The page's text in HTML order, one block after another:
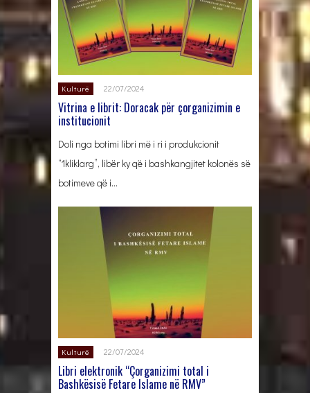
Kulturë 22/07/2024
Vitrina e librit: Doracak për çorganizimin e
institucionit
Doli nga botimi libri më i ri i produkcionit
“1kliklarg”, libër ky që i bashkangjitet kolonës së
botimeve që i…
Kulturë 22/07/2024
Libri elektronik “Çorganizimi total i
Bashkësisë Fetare Islame në RMV”